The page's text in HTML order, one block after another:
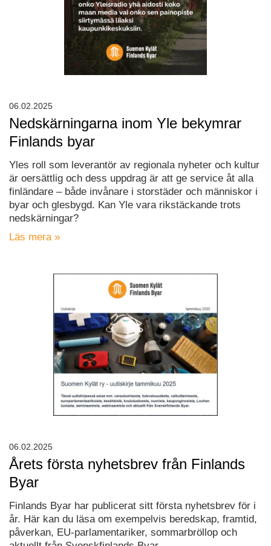
Nedskärningarna inom Yle bekymrar
Finlands byar
Yles roll som leverantör av regionala nyheter och kultur
är oersättlig och dess uppdrag är att ge service åt alla
finländare – både invånare i storstäder och människor i
byar och glesbygd. Kan Yle vara rikstäckande trots
nedskärningar?
Läs mera »
06.02.2025
Årets första nyhetsbrev från Finlands
Byar
Finlands Byar har publicerat sitt första nyhetsbrev för i
år. Här kan du läsa om exempelvis beredskap, framtid,
påverkan, EU-parlamentariker, sommarbröllop och
06.02.2025